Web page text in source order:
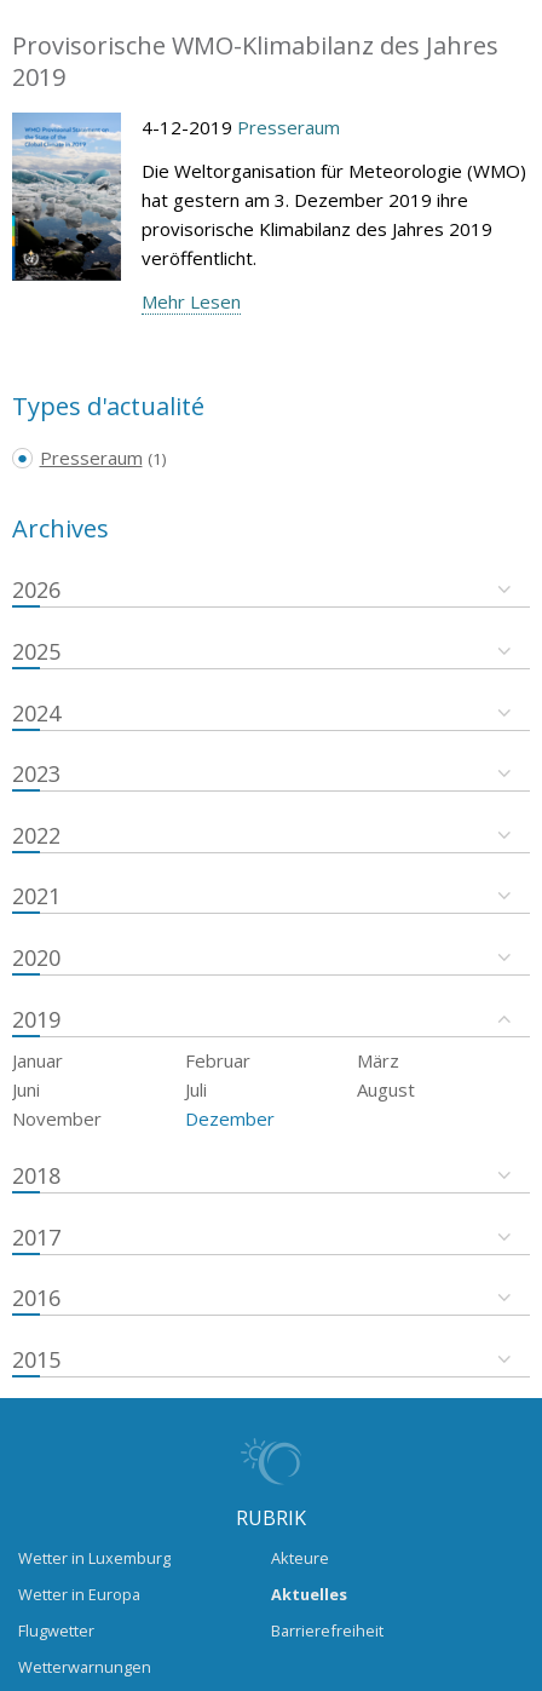
Provisorische WMO-Klimabilanz des Jahres
2019
4-12-2019 Presseraum
Die Weltorganisation für Meteorologie (WMO)
hat gestern am 3. Dezember 2019 ihre
provisorische Klimabilanz des Jahres 2019
veröffentlicht.
Mehr Lesen
Types d'actualité
Presseraum (1)
Archives
2026
2025
2024
2023
2022
2021
2020
2019
Januar Februar
März
Juni
Juli
August
November
Dezember
2018
2017
2016
2015
RUBRIK
Wetter in Luxemburg
Wetter in Europa
Flugwetter
Wetterwarnungen
Akteure
Aktuelles
Barrierefreiheit